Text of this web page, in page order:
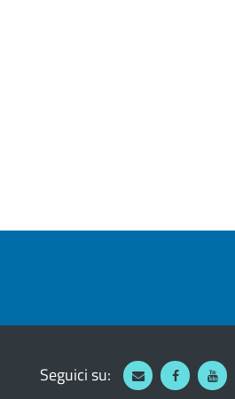
Seguici su: Webmail